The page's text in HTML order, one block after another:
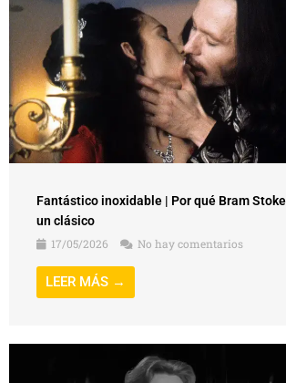
Fantástico inoxidable | Por qué Bram
un clásico
17/05/2026
No hay comentarios
LEER MÁS →